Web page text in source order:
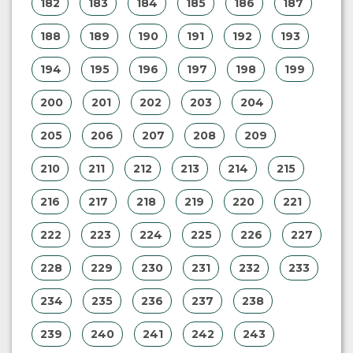
182 183 184 185 186 187
188 189 190 191 192 193
194 195 196 197 198 199
200 201 202 203 204
205 206 207 208 209
210 211 212 213 214 215
216 217 218 219 220 221
222 223 224 225 226 227
228 229 230 231 232 233
234 235 236 237 238
239 240 241 242 243